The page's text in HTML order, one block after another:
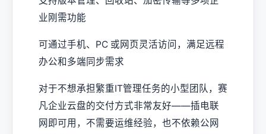
业刚需功能
可通过手机、PC 或网页灵活访问，满足远程
办公和多端同步需求
对于不想承担繁重IT管理任务的小型团队，赛
凡企业云盘的交付方式非常友好——插电联
网即可用，不需要运维经验，也不依赖公网